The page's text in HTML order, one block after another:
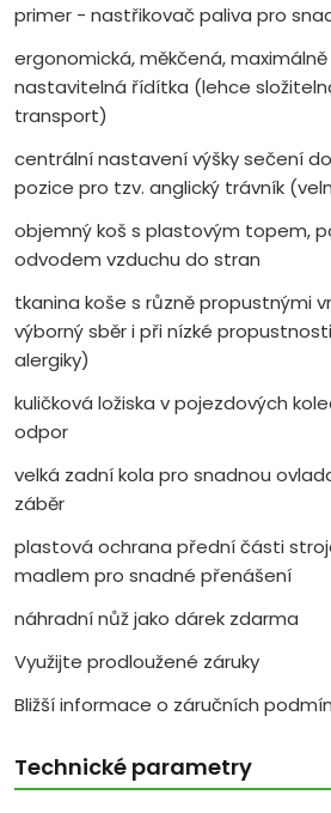
primer - nastřikovač paliva pro
ergonomická, měkčená,
nastavitelná řídítka (lehce
transport)
centrální nastavení výšky sečení
pozice pro tzv. anglický trávník
objemný koš s plastovým topem,
odvodem vzduchu do stran
tkanina koše s různě propustnými
výborný sběr i při nízké
alergiky)
kuličková ložiska v pojezdových
odpor
velká zadní kola pro snadnou
záběr
plastová ochrana přední části
madlem pro snadné přenášení
náhradní nůž jako dárek zdarma
Využijte prodloužené záruky
Bližší informace o záručních
Technické parametry